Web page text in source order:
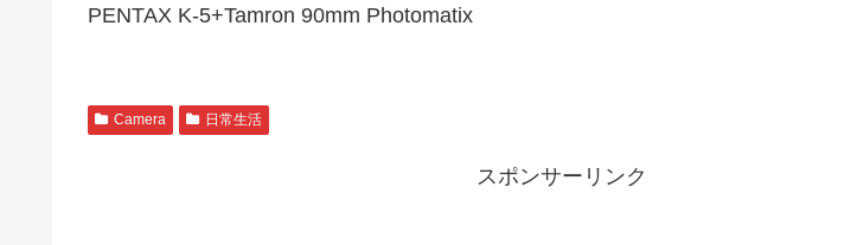
PENTAX K-5+Tamron 90mm Photomatix
Camera 日常生活
スポンサーリンク